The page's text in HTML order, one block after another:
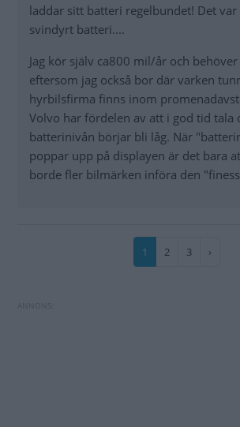
laddar sitt batteri regelbundet! Det
svindyrt batteri....
Jag kör själv ca800 mil/år och
eftersom jag också bor där varken
hyrbilsfirma finns inom
Volvo har fördelen av att i god tid tala
batterinivån börjar bli låg. När
poppar upp på displayen är det bara
borde fler bilmärken införa den
Nuvarande
1 Sida
2 Sida
3
Nästa
›